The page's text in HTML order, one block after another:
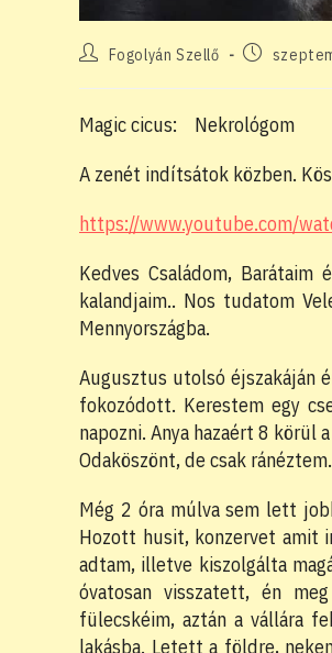
PostFogolyán Szellő
Post
Magic cicus: Nekrológom
A zenét indítsátok közben.
https://www.youtube.com/
Kedves Családom,
kalandjaim.. Nos tudatom
Mennyországba.
Augusztus utolsó éjszakáján
fokozódott. Kerestem egy
napozni. Anya hazaért 8 körül
Odaköszönt, de csak
Még 2 óra múlva sem lett
Hozott husit, konzervet amit
adtam, illetve kiszolgálta
óvatosan visszatett, én
fülecskéim, aztán a vállára
lakásba. Letett a földre,